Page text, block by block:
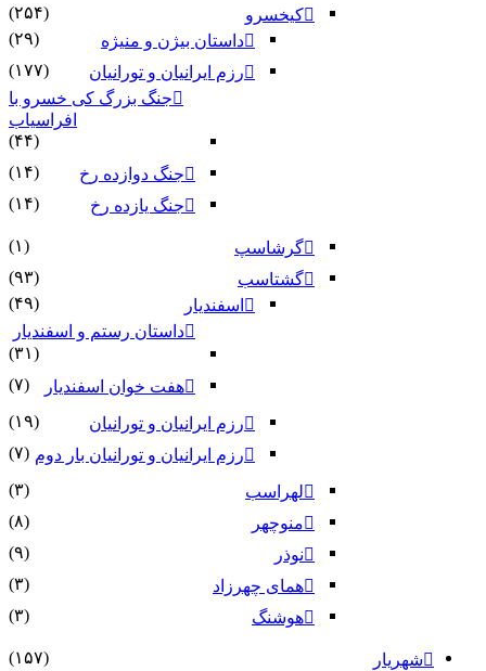
کیخسرو
(۲۵۴)
داستان بیژن و منیژه
(۲۹)
رزم ایرانیان و تورانیان
(۱۷۷)
جنگ بزرگ کی خسرو با
افراسیاب
(۴۴)
جنگ دوازده رخ
(۱۴)
جنگ یازده رخ
(۱۴)
گرشاسپ
(۱)
گشتاسب
(۹۳)
اسفندیار
(۴۹)
داستان رستم و اسفندیار
(۳۱)
هفت خوان اسفندیار
(۷)
رزم ایرانیان و تورانیان
(۱۹)
رزم ایرانیان و تورانیان بار دوم (۷)
لهراسب
(۳)
منوچهر
(۸)
نوذر
(۹)
هماى چهرزاد
(۳)
هوشنگ
(۳)
شهریار (۱۵۷)